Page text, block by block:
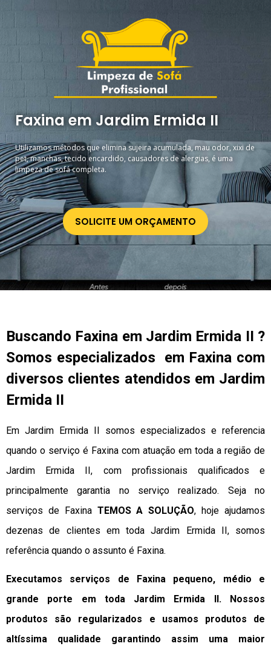
Faxina em Jardim Ermida II
Utilizamos métodos que elimina sujeira acumulada, mau odor, xixi de
pet, manchas, tecido encardido, causadores de alergias, é uma
limpeza de sofá completa.
SOLICITE UM ORÇAMENTO
Buscando Faxina em Jardim Ermida II ?
Somos especializados em Faxina com
diversos clientes atendidos em Jardim
Ermida II
Em Jardim Ermida II somos especializados e referencia
quando o serviço é Faxina com atuação em toda a região de
Jardim Ermida II, com profissionais qualificados e
principalmente garantia no serviço realizado. Seja no
serviços de Faxina TEMOS A SOLUÇÃO, hoje ajudamos
dezenas de clientes em toda Jardim Ermida II, somos
referência quando o assunto é Faxina.
Executamos serviços de Faxina pequeno, médio e
grande porte em toda Jardim Ermida II. Nossos
produtos são regularizados e usamos produtos de
altíssima qualidade garantindo assim uma maior